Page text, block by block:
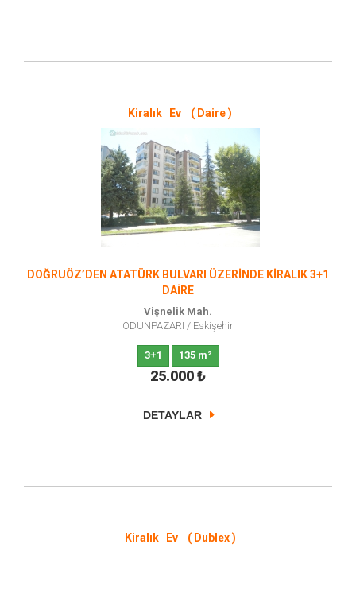
Kiralık Ev ( Daire )
DOĞRUÖZ’DEN ATATÜRK BULVARI ÜZERİNDE KİRALIK 3+1
DAİRE
Vişnelik Mah.
ODUNPAZARI / Eskişehir
3+1 135 m²
25.000₺
DETAYLAR
Kiralık Ev ( Dublex )